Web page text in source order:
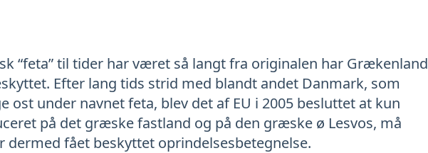
“feta” til tider har været så langt fra originalen har Grækenland
Efter lang tids strid med blandt andet Danmark, som
ost under navnet feta, blev det af EU i 2005 besluttet at kun
på det græske fastland og på den græske ø Lesvos, må
dermed fået beskyttet oprindelsesbetegnelse.